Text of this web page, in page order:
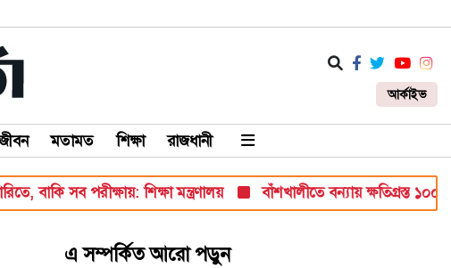
আর্কাইভ
মতামত শিক্ষা রাজধানী
বাকি সব পরীক্ষায়: শিক্ষা মন্ত্রণালয় বাঁশখালীতে বন্যায় ক্ষতিগ্রস্ত ১০০
এ সম্পর্কিত আরো পড়ুন